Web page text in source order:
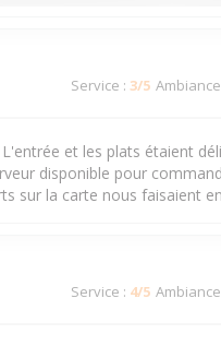
Service : 3/5 Ambiance
et les plats étaient
disponible pour
sur la carte nous faisaient
Service : 4/5 Ambiance